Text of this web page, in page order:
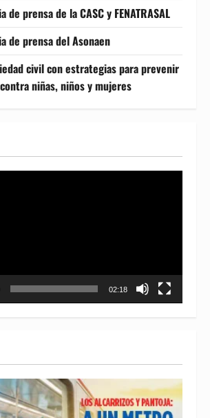
de prensa de la CASC y FENATRASAL
de prensa del Asonaen
civil con estrategias para prevenir
niñas, niños y mujeres
02:18